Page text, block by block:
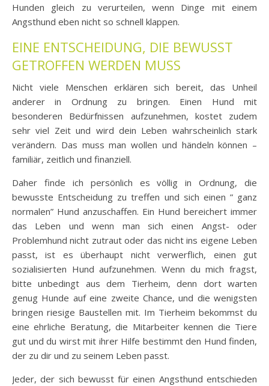
Hunden gleich zu verurteilen, wenn Dinge mit einem
Angsthund eben nicht so schnell klappen.
EINE ENTSCHEIDUNG, DIE BEWUSST
GETROFFEN WERDEN MUSS
Nicht viele Menschen erklären sich bereit, das Unheil
anderer in Ordnung zu bringen. Einen Hund mit
besonderen Bedürfnissen aufzunehmen, kostet zudem
sehr viel Zeit und wird dein Leben wahrscheinlich stark
verändern. Das muss man wollen und händeln können –
familiär, zeitlich und finanziell.
Daher finde ich persönlich es völlig in Ordnung, die
bewusste Entscheidung zu treffen und sich einen ” ganz
normalen” Hund anzuschaffen. Ein Hund bereichert immer
das Leben und wenn man sich einen Angst- oder
Problemhund nicht zutraut oder das nicht ins eigene Leben
passt, ist es überhaupt nicht verwerflich, einen gut
sozialisierten Hund aufzunehmen. Wenn du mich fragst,
bitte unbedingt aus dem Tierheim, denn dort warten
genug Hunde auf eine zweite Chance, und die wenigsten
bringen riesige Baustellen mit. Im Tierheim bekommst du
eine ehrliche Beratung, die Mitarbeiter kennen die Tiere
gut und du wirst mit ihrer Hilfe bestimmt den Hund finden,
der zu dir und zu seinem Leben passt.
Jeder, der sich bewusst für einen Angsthund entschieden